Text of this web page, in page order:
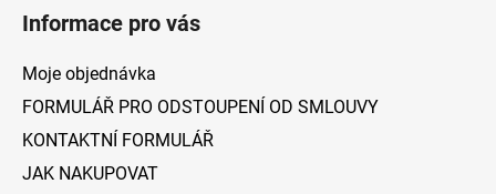
Informace pro vás
Moje objednávka
FORMULÁŘ PRO ODSTOUPENÍ OD SMLOUVY
KONTAKTNÍ FORMULÁŘ
JAK NAKUPOVAT